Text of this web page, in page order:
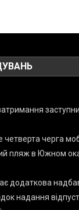
черга
пляж в Южном
додаткова
надання